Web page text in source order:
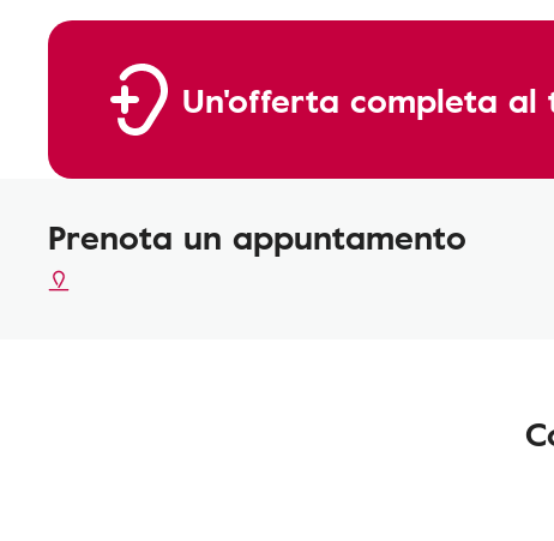
Un'offerta completa al
Prenota un appuntamento